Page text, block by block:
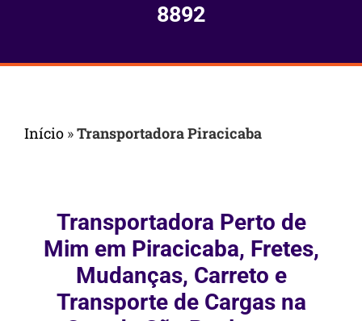
8892
Início »Transportadora Piracicaba
Transportadora Perto de
Mim em Piracicaba, Fretes,
Mudanças, Carreto e
Transporte de Cargas na